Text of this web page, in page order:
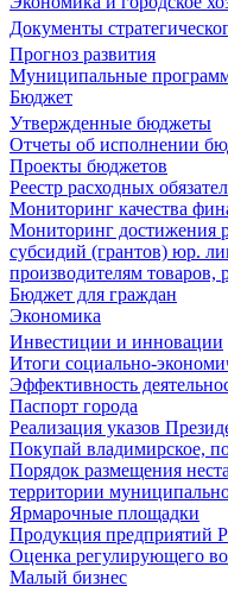
Документы
Прогноз развития
Муниципальные
Бюджет
Утвержденные бюджеты
Отчеты об исполнении
Проекты бюджетов
Реестр расходных
Мониторинг качества
Мониторинг достижения
субсидий (грантов) юр.
производителям товаров,
Бюджет для граждан
Экономика
Инвестиции и инновации
Итоги социально-
Эффективность
Паспорт города
Реализация указов
Покупай владимирское,
Порядок размещения
территории
Ярмарочные площадки
Продукция предприятий
Оценка регулирующего
Малый бизнес